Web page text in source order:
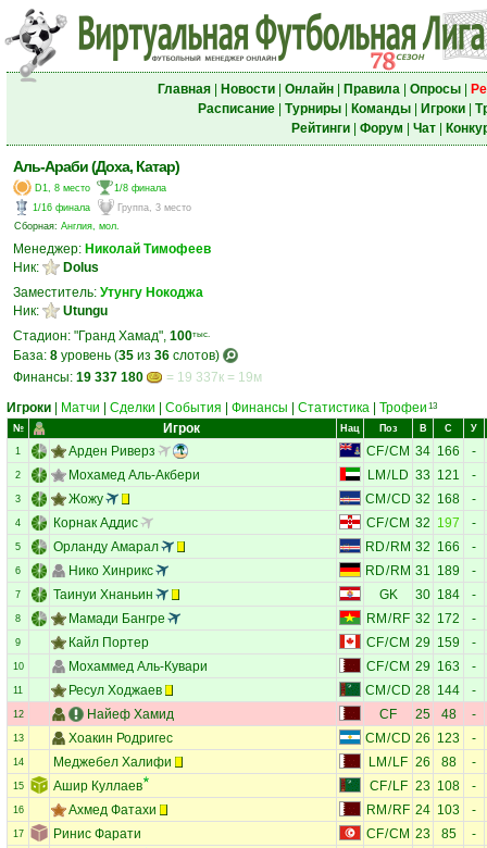
Главная| Новости| Онлайн| Правила| Опросы|
Расписание| Турниры| Команды| Игроки|
Рейтинги| Форум Чат|
Аль-Араби (Доха, Катар)
D1, 8 место
1/8 финала
1/16 финала
Группа, 3 место
Сборная: Англия, мол.
Менеджер: Николай Тимофеев
Ник:
Dolus
Заместитель: Утунгу Нокоджа
Ник:
Utungu
Стадион: "Гранд Хамад", 100тыс.
База: 8 уровень (35 из 36 слотов)
Финансы: 19 337 180
= 19 337к = 19м
Игроки
Матчи Сделки События Финансы Статистика Трофеи 13
№ Игрок Нац Поз В С У
1 Арден Риверз CF/CM 34 166 -
2 Мохамед Аль-Акбери LM / LD 33 121 -
3 Жожу CM /CD 32 168 -
4 Корнак Аддис CF/CM 32 197 -
5 Орланду Амарал RD/ RM 32 166 -
6 Нико Хинрикс RD/ RM 31 189 -
7 Таинуи Хнаньин GK 30 184 -
8 Мамади Бангре RM / RF 32 172 -
9 Кайл Портер CF/CM 29 159 -
10 Мохаммед Аль-Кувари CF/CM 29 163 -
11 Ресул Ходжаев CM /CD 28 144 -
12 Найеф Хамид CF 25 48 -
13 Хоакин Родригес CM /CD 26 123 -
14 Меджебел Халифи LM / LF 26 88 -
15 Ашир Куллаев CF/LF 23 108 -
16 Ахмед Фатахи RM / RF 24 103 -
17 Ринис Фарати CF/CM 23 85 -